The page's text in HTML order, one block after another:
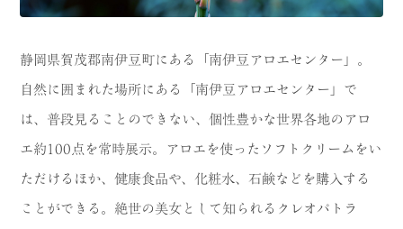
町並み 観光施設
動物と触れ合える場所 カフェ・スイーツ
神社仏閣 食
体験 宿
ABOUT
静岡県賀茂郡南伊豆町にある「南伊豆アロエセンター」。
自然に囲まれた場所にある「南伊豆アロエセンター」で
は、普段見ることのできない、個性豊かな世界各地のアロ
エ約100点を常時展示。アロエを使ったソフトクリームをい
ただけるほか、健康食品や、化粧水、石鹸などを購入する
ことができる。絶世の美女として知られるクレオパトラ